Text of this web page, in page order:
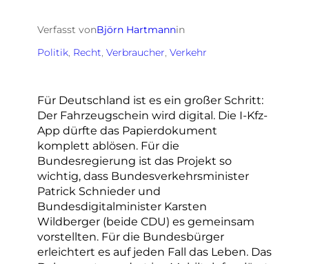
Verfasst vonBjörn Hartmannin
Politik, Recht, Verbraucher, Verkehr
Für Deutschland ist es ein großer Schritt:
Der Fahrzeugschein wird digital. Die I-Kfz-
App dürfte das Papierdokument
komplett ablösen. Für die
Bundesregierung ist das Projekt so
wichtig, dass Bundesverkehrsminister
Patrick Schnieder und
Bundesdigitalminister Karsten
Wildberger (beide CDU) es gemeinsam
vorstellten. Für die Bundesbürger
erleichtert es auf jeden Fall das Leben. Das